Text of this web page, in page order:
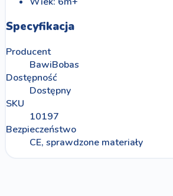
Specyfikacja
Producent
BawiBobas
Dostępność
Dostępny
SKU
10197
Bezpieczeństwo
CE, sprawdzone materiały